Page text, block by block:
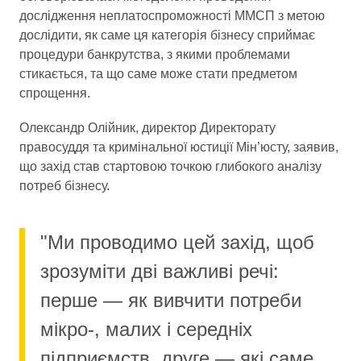
дослідження неплатоспроможності ММСП з метою
дослідити, як саме ця категорія бізнесу сприймає
процедури банкрутства, з якими проблемами
стикається, та що саме може стати предметом
спрощення.
Олександр Олійник, директор Директорату
правосуддя та кримінальної юстиції Мін’юсту, заявив,
що захід став стартовою точкою глибокого аналізу
потреб бізнесу.
"Ми проводимо цей захід, щоб
зрозуміти дві важливі речі:
перше — як вивчити потреби
мікро-, малих і середніх